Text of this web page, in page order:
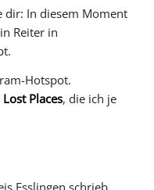
dir: In diesem Moment
Reiter in
Hotspot.
Places, die ich je
Esslingen schrieb